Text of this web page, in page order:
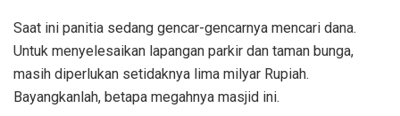
Saat ini panitia sedang gencar-gencarnya mencari dana.
Untuk menyelesaikan lapangan parkir dan taman bunga,
masih diperlukan setidaknya lima milyar Rupiah.
Bayangkanlah, betapa megahnya masjid ini.